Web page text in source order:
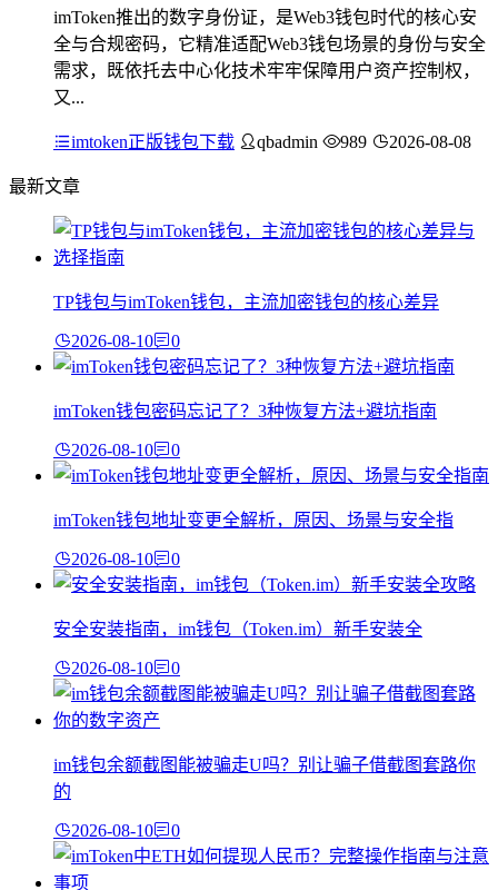
imToken推出的数字身份证，是Web3钱包时代的核心安
全与合规密码，它精准适配Web3钱包场景的身份与安全
需求，既依托去中心化技术牢牢保障用户资产控制权，
又...
imtoken正版钱包下载 qbadmin 989 2026-08-08
最新文章
TP钱包与imToken钱包，主流加密钱包的核心差异
2026-08-10 0
imToken钱包密码忘记了？3种恢复方法+避坑指南
2026-08-10 0
imToken钱包地址变更全解析，原因、场景与安全指
2026-08-10 0
安全安装指南，im钱包（Token.im）新手安装全
2026-08-10 0
im钱包余额截图能被骗走U吗？别让骗子借截图套路你
的
2026-08-10 0